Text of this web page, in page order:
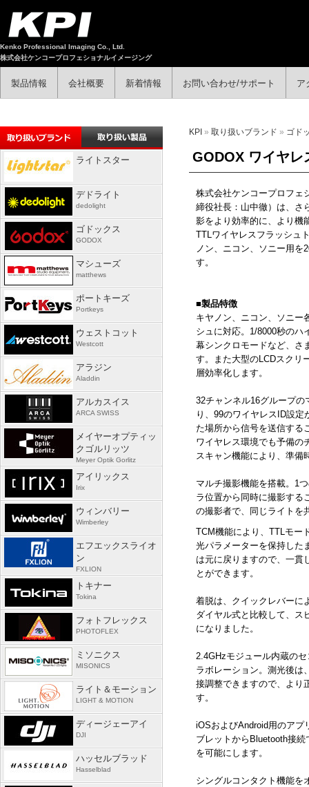
Kenko Professional Imaging Co., Ltd.
株式会社ケンコープロフェショナルイメージング
製品情報 会社概要 新着情報 お問い合わせ/サポート ア
KPI » 取り扱いブランド » ゴド
GODOX ワイヤレ
株式会社ケンコープロフェ
締役社長：山中徹）は、さ
影をより効率的に、より機
TTLワイヤレスフラッシュ
ノン、ニコン、ソニー用を
す。
■製品特徴
キヤノン、ニコン、ソニー
シュに対応。 1/8000秒のハ
幕シンクロモードなど、さ
す。また大型のLCDスクリ
層効率化します。
32チャンネル16グループの
り、 99のワイヤレス ID設定
た場所から信号を送信する
ワイヤレス環境でも予備の
スキャン機能により、準備
マルチ撮影機能を搭載。 1
ラ位置から同時に撮影する
の撮影者で、同じライトを
TCM機能により、 TTLモー
光パラメーターを保持した
は元に戻りますので、一貫
とができます。
着脱は、クイックレバーに
ダイヤル式と比較して、ス
になりました。
2.4GHzモジュール内蔵の
ラボレーション。測光後は
接調整できますので、より
す。
iOSおよびAndroid用のアプ
ブレットから Bluetooth接続
を可能にします。
シングルコンタクト機能を
ライトスター
デドライト
dedolight
ゴドックス
GODOX
マシューズ
matthews
ポートキーズ
Portkeys
ウェストコット
Westcott
アラジン
Aladdin
アルカスイス
ARCA SWISS
メイヤーオプティッ
クゴルリッツ
Meyer Optik Gorlitz
アイリックス
Irix
ウィンバリー
Wimberley
エフエックスライオ
ン
FXLION
トキナー
Tokina
フォトフレックス
PHOTOFLEX
ミソニクス
MISONICS
ライト＆モーション
LIGHT & MOTION
ディージェーアイ
DJI
ハッセルブラッド
Hasselblad